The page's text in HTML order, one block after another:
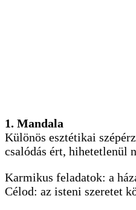
1. Mandala
Különös esztétikai
csalódás ért, hihetetlenül
Karmikus feladatok: a
Célod: az isteni szeretet